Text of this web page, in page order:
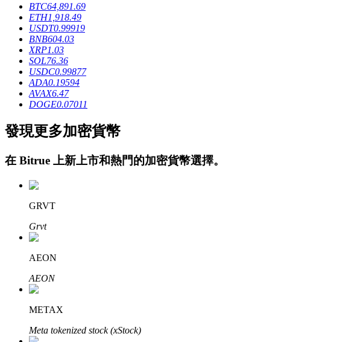
Launchpool
活期質押獲得熱門資產
鎖倉BTR
輕鬆獲得多重福利
借貸寶
借貸數字貨幣，及時且安全的服務
BTC64,891.69
ETH1,918.49
USDT0.99919
BNB604.03
XRP1.03
SOL76.36
USDC0.99877
ADA0.19594
AVAX6.47
DOGE0.07011
發現更多加密貨幣
在 Bitrue 上新上市和熱門的加密貨幣選擇。
GRVT
Grvt
AEON
AEON
METAX
Meta tokenized stock (xStock)